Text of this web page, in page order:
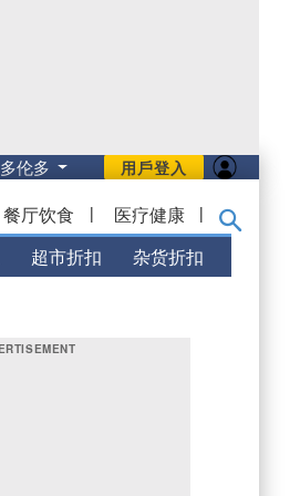
用戶登入
多伦多
餐厅饮食 | 医疗健康 |
超市折扣 杂货折扣